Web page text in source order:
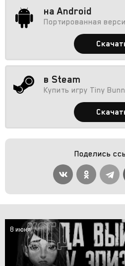
на Android
Портированная
в Steam
Купить игру Tiny
Поделись
8 июня